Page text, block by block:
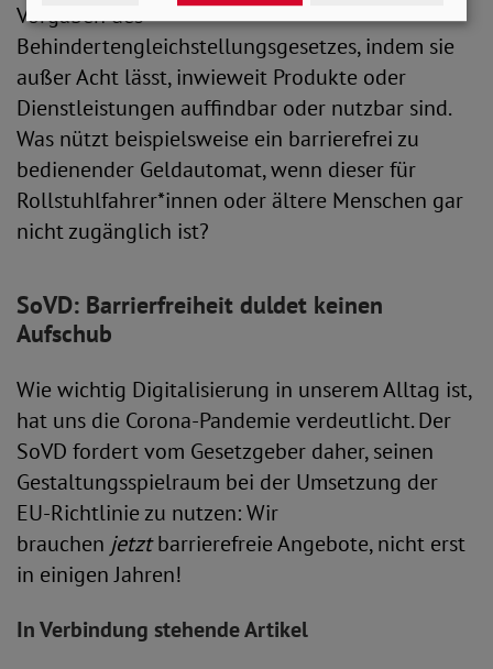
Vorgaben des
Behindertengleichstellungsgesetzes, indem sie
außer Acht lässt, inwieweit Produkte oder
Dienstleistungen auffindbar oder nutzbar sind.
Was nützt beispielsweise ein barrierefrei zu
bedienender Geldautomat, wenn dieser für
Rollstuhlfahrer*innen oder ältere Menschen gar
nicht zugänglich ist?
SoVD: Barrierfreiheit duldet keinen
Aufschub
Wie wichtig Digitalisierung in unserem Alltag ist,
hat uns die Corona-Pandemie verdeutlicht. Der
SoVD fordert vom Gesetzgeber daher, seinen
Gestaltungsspielraum bei der Umsetzung der
EU-Richtlinie zu nutzen: Wir
brauchen jetztbarrierefreie Angebote, nicht erst
in einigen Jahren!
In Verbindung stehende Artikel